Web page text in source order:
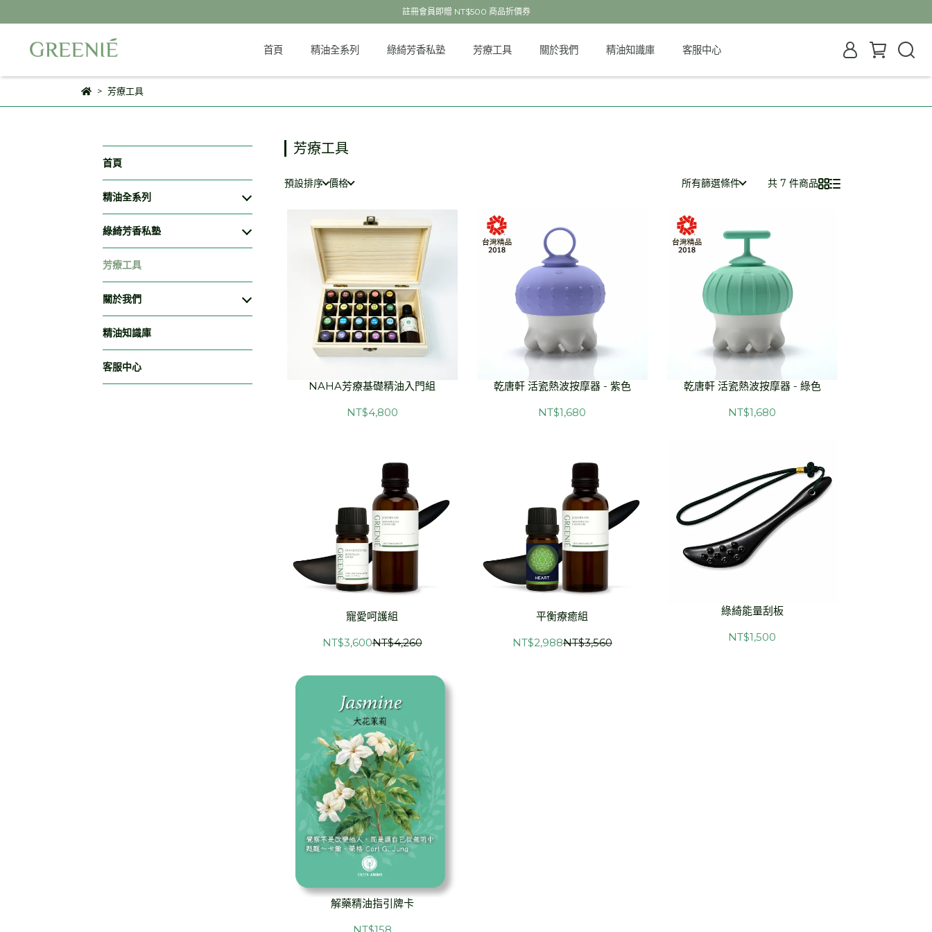
註冊會員即贈 NT$500 商品折價券
首頁 精油全系列 綠綺芳香私塾 芳療工具 關於我們 精油知識庫 客服中心
芳療工具
首頁
精油全系列
綠綺芳香私塾
芳療工具
關於我們
精油知識庫
客服中心
芳療工具
預設排序 價格 所有篩選條件 共 7 件商品
NAHA芳療基礎精油入門組
NT$4,800
乾唐軒 活瓷熱波按摩器 - 紫色
NT$1,680
乾唐軒 活瓷熱波按摩器 - 綠色
NT$1,680
寵愛呵護組
NT$3,600NT$4,260
平衡療癒組
NT$2,988NT$3,560
綠綺能量刮板
NT$1,500
解藥精油指引牌卡